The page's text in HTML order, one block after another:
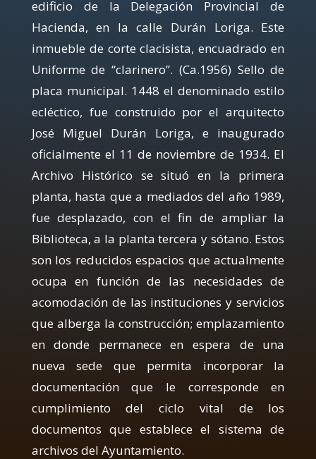
edificio de la Delegación Provincial de
Hacienda, en la calle Durán Loriga. Este
inmueble de corte clacisista, encuadrado en
Uniforme de “clarinero”. (Ca.1956) Sello de
placa municipal. 1448 el denominado estilo
ecléctico, fue construido por el arquitecto
José Miguel Durán Loriga, e inaugurado
oficialmente el 11 de noviembre de 1934. El
Archivo Histórico se situó en la primera
planta, hasta que a mediados del año 1989,
fue desplazado, con el fin de ampliar la
Biblioteca, a la planta tercera y sótano. Estos
son los reducidos espacios que actualmente
ocupa en función de las necesidades de
acomodación de las instituciones y servicios
que alberga la construcción; emplazamiento
en donde permanece en espera de una
nueva sede que permita incorporar la
documentación que le corresponde en
cumplimiento del ciclo vital de los
documentos que establece el sistema de
archivos del Ayuntamiento.